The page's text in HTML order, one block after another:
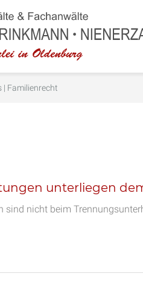
| Familienrecht
unterliegen
sind nicht beim